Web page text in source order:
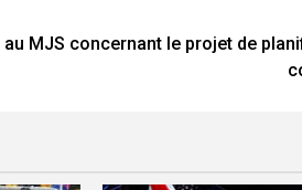
au MJS concernant le projet de